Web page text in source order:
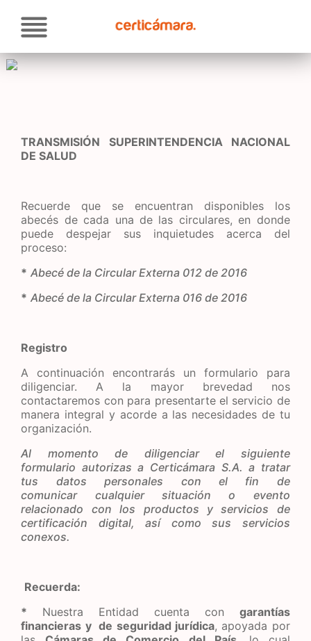
al
contenido
Soluciones
Atención al cliente
TRANSMISIÓN SUPERINTENDENCIA NACIONAL
DE SALUD
Recuerde que se encuentran disponibles los
abecés de cada una de las circulares, en donde
puede despejar sus inquietudes acerca del
proceso:
* Abecé de la Circular Externa 012 de 2016
* Abecé de la Circular Externa 016 de 2016
Registro
A continuación encontrarás un formulario para
diligenciar. A la mayor brevedad nos
contactaremos con para presentarte el servicio de
manera integral y acorde a las necesidades de tu
organización.
Al momento de diligenciar el siguiente
formulario autorizas a Certicámara S.A. a tratar
tus datos personales con el fin de
comunicar cualquier situación o evento
relacionado con los productos y servicios de
certificación digital, así como sus servicios
conexos.
Recuerda:
* Nuestra Entidad cuenta con garantías
financieras y de seguridad jurídica, apoyada por